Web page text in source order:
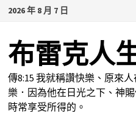
Skip
content
2026 年 8 月 7 日
布雷克人
傳8:15 我就稱讚快樂、原來
樂．因為他在日光之下、神
時常享受所得的。